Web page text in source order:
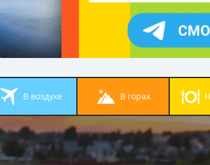
в воздухе в горах